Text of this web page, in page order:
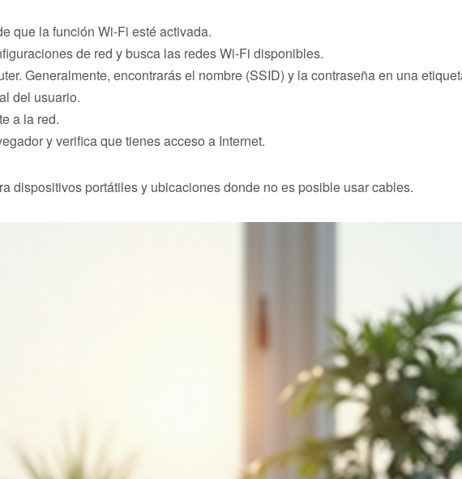
que la función Wi-Fi esté activada.
de red y busca las redes Wi-Fi disponibles.
Generalmente, encontrarás el nombre (SSID) y la contraseña en una
del usuario.
a la red.
y verifica que tienes acceso a Internet.
dispositivos portátiles y ubicaciones donde no es posible usar cables.